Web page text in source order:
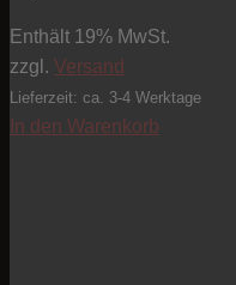
Enthält 19% MwSt.
zzgl. Versand
Lieferzeit: ca. 3-4 Werktage
In den Warenkorb